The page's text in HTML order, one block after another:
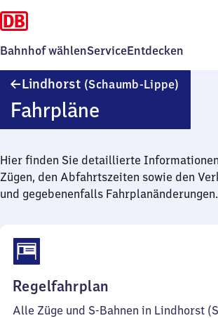
Bahnhof wählenServiceEntdecken
Lindhorst (Schaumb-Lippe)
Fahrpläne
Hier finden Sie detaillierte
Zügen, den Abfahrtszeiten sowie den
und gegebenenfalls Fahrplanänderungen.
Regelfahrplan
45
Alle Züge und S-Bahnen in Lindhorst